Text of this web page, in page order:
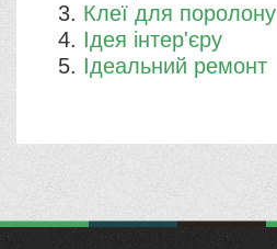
Клеї для поролону
Ідея інтер'єру
Ідеальний ремонт